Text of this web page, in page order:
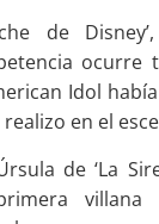
de
ocurre
Idol
en el
de ‘La
villana